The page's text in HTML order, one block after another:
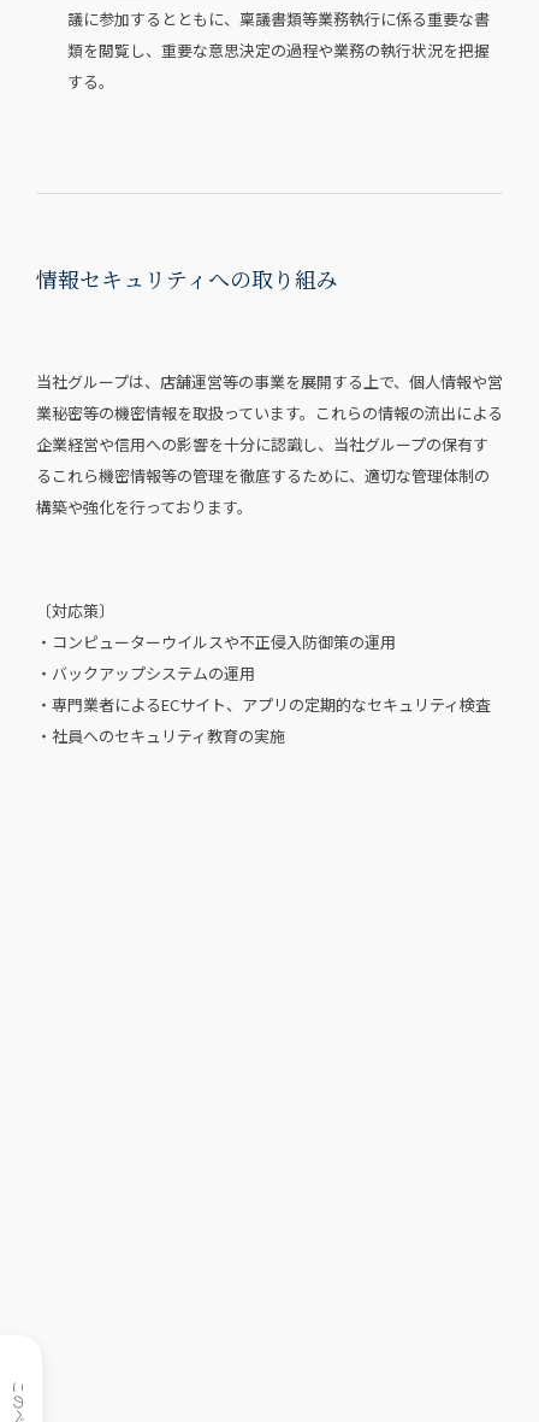
議に参加するとともに、稟議書類等業務執行に係る重要な書
類を閲覧し、重要な意思決定の過程や業務の執行状況を把握
する。
情報セキュリティへの取り組み
当社グループは、店舗運営等の事業を展開する上で、個人情報や営
業秘密等の機密情報を取扱っています。これらの情報の流出による
企業経営や信用への影響を十分に認識し、当社グループの保有す
るこれら機密情報等の管理を徹底するために、適切な管理体制の
構築や強化を行っております。
〔対応策〕
・コンピューターウイルスや不正侵入防御策の運用
・バックアップシステムの運用
・専門業者によるECサイト、アプリの定期的なセキュリティ検査
・社員へのセキュリティ教育の実施